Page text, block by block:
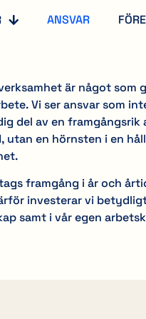
ANSVAR
är något som
Vi ser ansvar som
del av en framgångsrik
utan en hörnsten i en
framgång i år och
investerar vi
samt i vår egen